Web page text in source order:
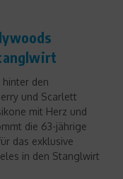
hinter den
und Scarlett
mit Herz und
die 63-jährige
das exklusive
in den Stanglwirt